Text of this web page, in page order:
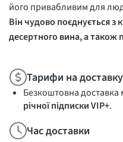
його привабливим для
Він чудово поєднується
десертного вина, а також
Тарифи на доставку
Безкоштовна
річної підписки VIP+.
Час доставки